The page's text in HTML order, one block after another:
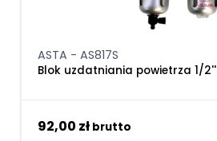
ASTA - AS817S
Blok uzdatniania powietrza 1/2''
92,00 zł brutto